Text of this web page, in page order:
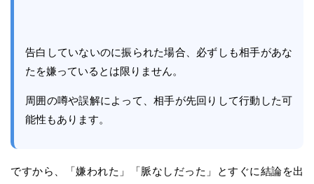
告白していないのに振られた場合、必ずしも相手があな
たを嫌っているとは限りません。
周囲の噂や誤解によって、相手が先回りして行動した可
能性もあります。
ですから、「嫌われた」「脈なしだった」とすぐに結論を出